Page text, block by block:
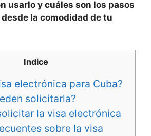
usarlo y cuáles son los pasos
la comodidad de tu
Indice
electrónica para Cuba?
solicitarla?
la visa electrónica
sobre la visa